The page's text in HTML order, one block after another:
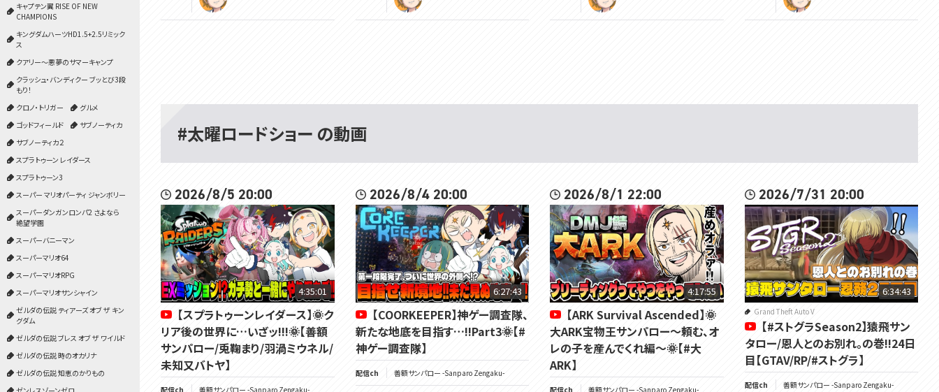
キャプテン翼 RISE OF NEW
CHAMPIONS
キングダムハーツHD1.5+2.5リミック
ス
クアリー～悪夢のサマーキャンプ
クラッシュ・バンディクー ブッとび3段
もり！
クロノ・トリガー
グルメ
ゴッドフィールド
サブノーティカ
サブノーティカ２
スプラトゥーン レイダース
スプラトゥーン3
スーパー マリオパーティ ジャンボリー
スーパーダンガンロンパ2 さよなら
絶望学園
スーパーバニーマン
スーパーマリオ64
スーパーマリオRPG
スーパーマリオサンシャイン
ゼルダの伝説 ティアーズ オブ ザ キン
グダム
ゼルダの伝説 ブレス オブ ザ ワイルド
ゼルダの伝説 時のオカリナ
ゼルダの伝説 知恵のかりもの
#太曜ロードショー の動画
2026/8/5 20:00
4:35:01
【スプラトゥーンレイダース】🌞ク
リア後の世界に…いざッ!!!🌞【善額
サンパロー/兎鞠まり/羽渦ミウネル/
未知又バトヤ】
配信ch 善額サンパロー -Sanparo Zengaku-
2026/8/4 20:00
6:27:43
【COORKEEPER】神ゲー調査隊、
新たな地底を目指す…!!Part3🌞【#
神ゲー調査隊】
配信ch 善額サンパロー -Sanparo Zengaku-
2026/8/1 22:00
4:17:55
【ARK Survival Ascended】🌞
大ARK宝物王サンパロー～頼む、オ
レの子を産んでくれ編～🌞【#大
ARK】
配信ch 善額サンパロー -Sanparo Zengaku-
2026/7/31 20:00
6:34:43
Grand Theft Auto V
【#ストグラSeason2】猿飛サン
タロー/恩人とのお別れ。の巻!!24日
目【GTAV/RP/#ストグラ】
配信ch 善額サンパロー -Sanparo Zengaku-